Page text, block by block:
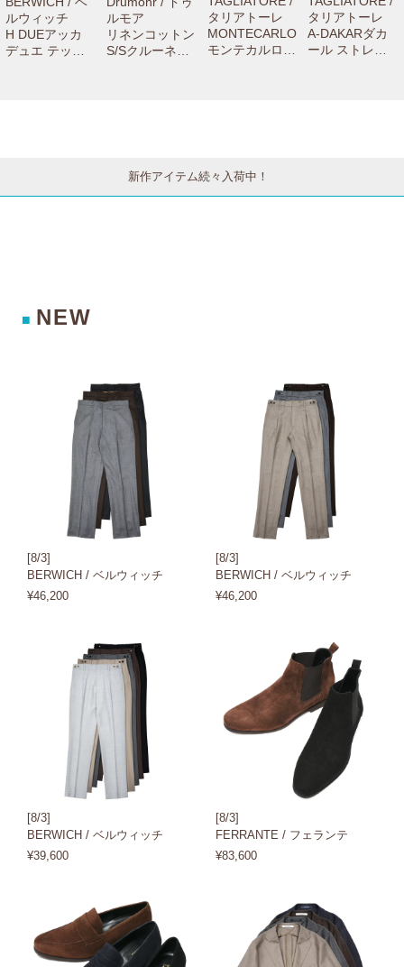
ルウィッチ
H DUEアッカ
デュエ テック
ルモア
リネンコットン
S/Sクルーネッ
タリアトーレ
MONTECARLO
モンテカルロ
タリアトーレ
A-DAKARダカ
ール ストレッ
新作アイテム続々入荷中！
■ NEW
[8/3]
BERWICH / ベルウィッチ
¥46,200
[8/3]
BERWICH / ベルウィッチ
¥46,200
[8/3]
BERWICH / ベルウィッチ
¥39,600
[8/3]
FERRANTE / フェランテ
¥83,600